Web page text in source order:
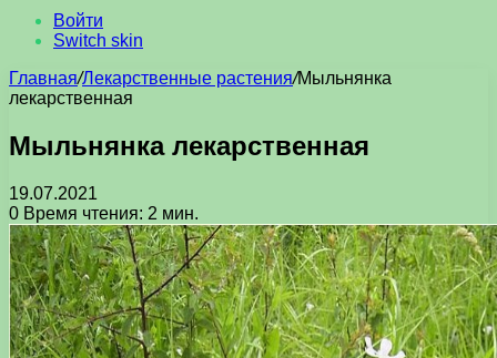
Войти
Switch skin
Главная/Лекарственные растения/Мыльнянка
лекарственная
Мыльнянка лекарственная
19.07.2021
0 Время чтения: 2 мин.